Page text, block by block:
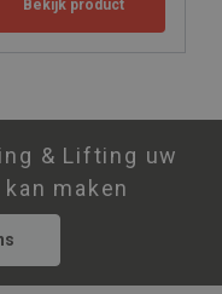
Bekijk product
& Lifting uw
maken